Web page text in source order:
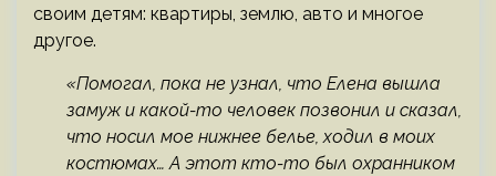
своим детям: квартиры, землю, авто и многое
другое.
«Помогал, пока не узнал, что Елена вышла
замуж и какой-то человек позвонил и сказал,
что носил мое нижнее белье, ходил в моих
костюмах… А этот кто-то был охранником